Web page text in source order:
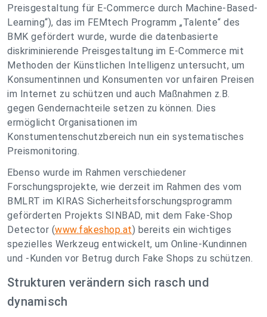
Preisgestaltung für E-Commerce durch Machine-Based-
Learning“), das im FEMtech Programm „Talente“ des
BMK gefördert wurde, wurde die datenbasierte
diskriminierende Preisgestaltung im E-Commerce mit
Methoden der Künstlichen Intelligenz untersucht, um
Konsumentinnen und Konsumenten vor unfairen Preisen
im Internet zu schützen und auch Maßnahmen z.B.
gegen Gendernachteile setzen zu können. Dies
ermöglicht Organisationen im
Konstumentenschutzbereich nun ein systematisches
Preismonitoring.
Ebenso wurde im Rahmen verschiedener
Forschungsprojekte, wie derzeit im Rahmen des vom
BMLRT im KIRAS Sicherheitsforschungsprogramm
geförderten Projekts SINBAD, mit dem Fake-Shop
Detector (www.fakeshop.at) bereits ein wichtiges
spezielles Werkzeug entwickelt, um Online-Kundinnen
und -Kunden vor Betrug durch Fake Shops zu schützen.
Strukturen verändern sich rasch und
dynamisch